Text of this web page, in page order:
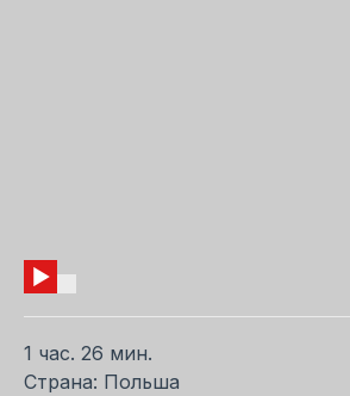
1 час. 26 мин.
Страна: Польша